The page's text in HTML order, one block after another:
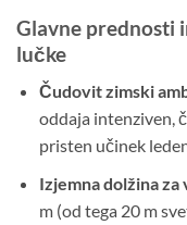
Glavne prednosti
lučke
Čudovit zimski
oddaja intenziven,
pristen učinek
Izjemna dolžina
m (od tega 20 m